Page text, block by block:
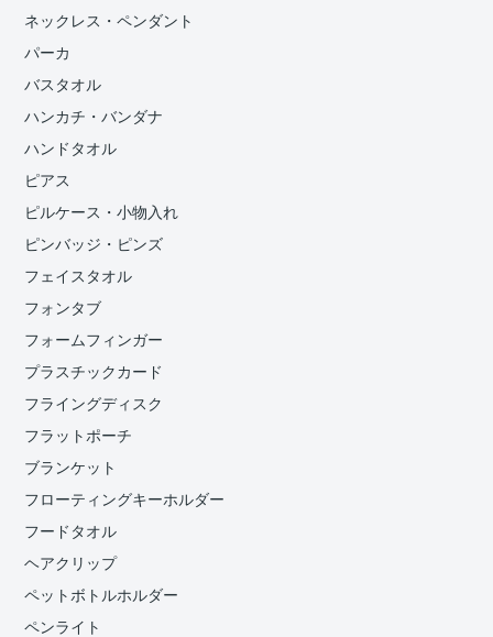
ネックレス・ペンダント
パーカ
バスタオル
ハンカチ・バンダナ
ハンドタオル
ピアス
ピルケース・小物入れ
ピンバッジ・ピンズ
フェイスタオル
フォンタブ
フォームフィンガー
プラスチックカード
フライングディスク
フラットポーチ
ブランケット
フローティングキーホルダー
フードタオル
ヘアクリップ
ペットボトルホルダー
ペンライト